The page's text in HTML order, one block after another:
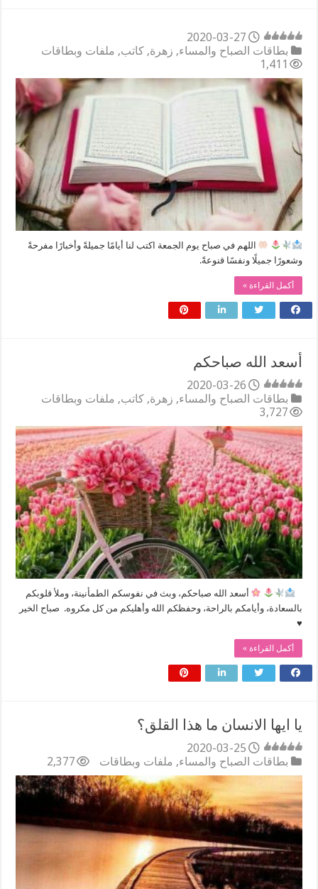
2020-03-27
بطاقات الصباح والمساء, زهرة, كاتب, ملفات وبطاقات
1,411
‏اللهم في صباح يوم الجمعة اكتب لنا أيامًا جميلةً وأخبارًا مفرحةً
وشعورًا جميلًا ونفسًا قنوعةً.
أكمل القراءة »
‏أسعد الله صباحكم
2020-03-26
بطاقات الصباح والمساء, زهرة, كاتب, ملفات وبطاقات
3,727
‏أسعد الله صباحكم، ‏وبث في نفوسكم الطمأنينة، ‏وملأ قلوبكم
بالسعادة، وأيامكم بالراحة، وحفظكم الله وأهليكم من كل مكروه. ‏ صباح الخير
♥️
أكمل القراءة »
يا ايها الانسان ما هذا القلق؟
2020-03-25
بطاقات الصباح والمساء, ملفات وبطاقات 2,377